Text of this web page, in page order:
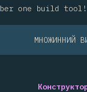
one build tool!
МНОЖИННИЙ